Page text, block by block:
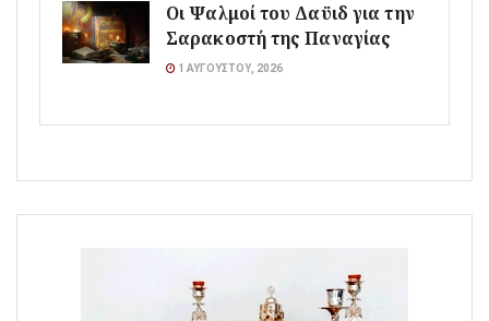
Οι Ψαλμοί του Δαϋιδ για την
Σαρακοστή της Παναγίας
1 ΑΥΓΟΎΣΤΟΥ, 2026